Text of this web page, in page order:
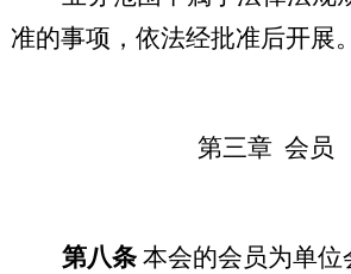
准的事项，依法经批准后开展。
第三章 会员
第八条 本会的会员为单位